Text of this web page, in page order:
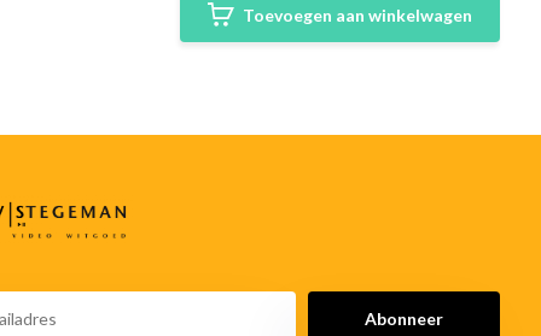
Toevoegen aan winkelwagen
Abonneer